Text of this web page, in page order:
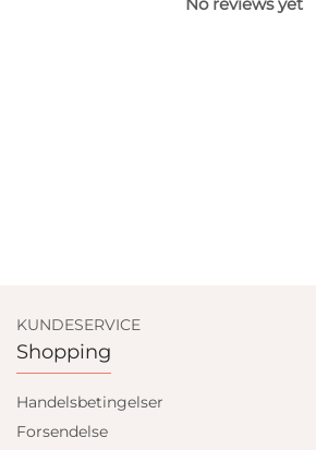
No reviews yet
KUNDESERVICE
Shopping
Handelsbetingelser
Forsendelse